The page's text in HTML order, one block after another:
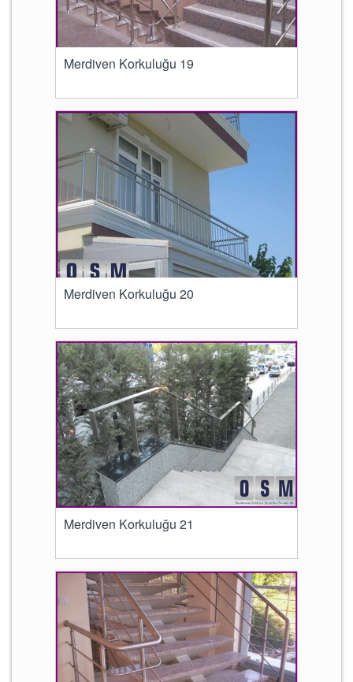
Merdiven Korkuluğu 19
Merdiven Korkuluğu 20
Merdiven Korkuluğu 21